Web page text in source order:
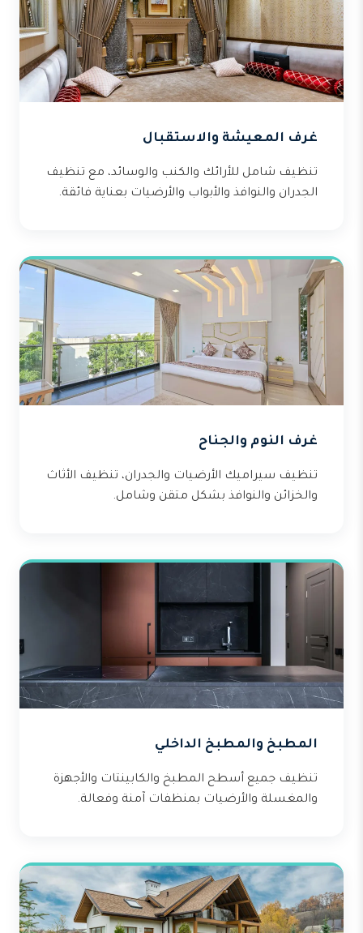
غرف المعيشة والاستقبال
تنظيف شامل للأرائك والكنب والوسائد، مع تنظيف
الجدران والنوافذ والأبواب والأرضيات بعناية فائقة.
غرف النوم والجناح
تنظيف سيراميك الأرضيات والجدران، تنظيف الأثاث
والخزائن والنوافذ بشكل متقن وشامل.
المطبخ والمطبخ الداخلي
تنظيف جميع أسطح المطبخ والكابينتات والأجهزة
والمغسلة والأرضيات بمنظفات آمنة وفعالة.